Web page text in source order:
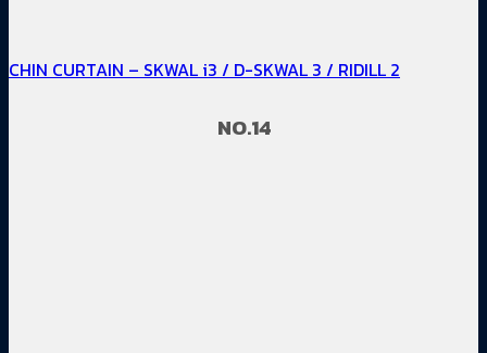
CHIN CURTAIN – SKWAL i3 / D-SKWAL 3 / RIDILL 2
NO.14